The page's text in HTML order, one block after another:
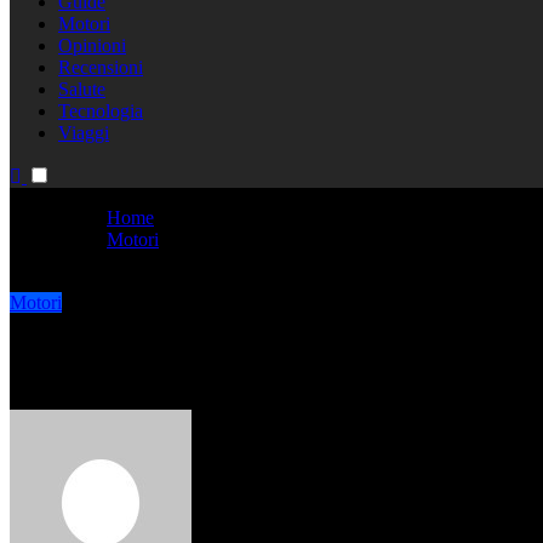
Motori
Opinioni
Recensioni
Salute
Tecnologia
Viaggi
Home
Motori
Motori